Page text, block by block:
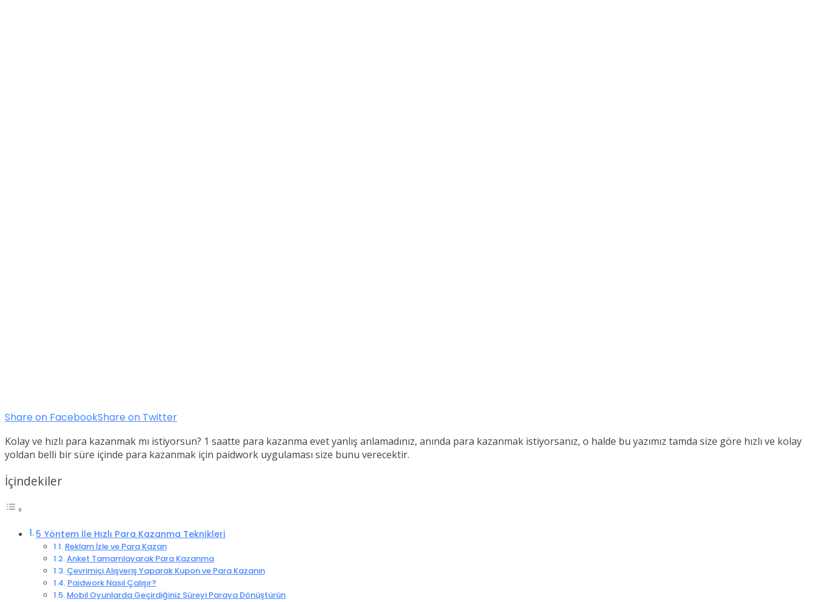
Share on FacebookShare on Twitter
Kolay ve hızlı para kazanmak mı istiyorsun? 1 saatte para kazanma evet yanlış anlamadınız, anında para kazanmak istiyorsanız, o halde bu yazımız tamda size göre hızlı ve kolay
yoldan belli bir süre içinde para kazanmak için paidwork uygulaması size bunu verecektir.
İçindekiler
5 Yöntem İle Hızlı Para Kazanma Teknikleri
Reklam İzle ve Para Kazan
Anket Tamamlayarak Para Kazanma
Çevrimiçi Alışveriş Yaparak Kupon ve Para Kazanın
Paidwork Nasıl Çalışır?
Mobil Oyunlarda Geçirdiğiniz Süreyi Paraya Dönüştürün